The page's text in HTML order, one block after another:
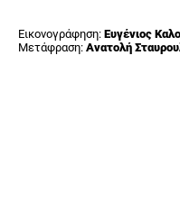
Εικονογράφηση: Ευγένιος
Μετάφραση: Ανατολή